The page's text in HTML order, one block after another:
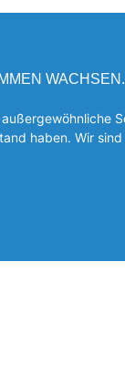
WACHSEN.
haben. Wir